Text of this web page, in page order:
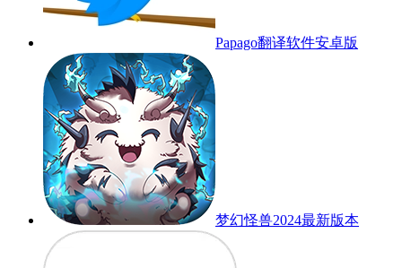
Papago翻译软件安卓版
梦幻怪兽2024最新版本